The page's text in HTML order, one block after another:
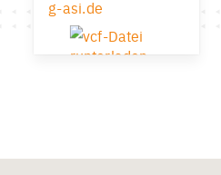
g-asi.de